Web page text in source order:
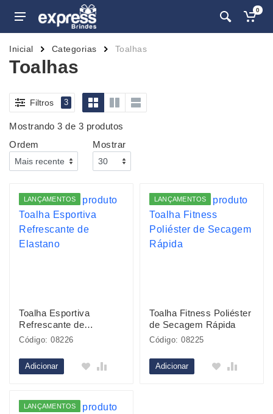
0
Inicial Categorias Toalhas
Toalhas
Filtros 3
Mostrando 3 de 3 produtos
Ordem
Mostrar
LANÇAMENTOS
Toalha Esportiva
Refrescante de
Elastano
Código: 08226
Adicionar
LANÇAMENTOS
Toalha Fitness Poliéster
de Secagem Rápida
Código: 08225
Adicionar
LANÇAMENTOS